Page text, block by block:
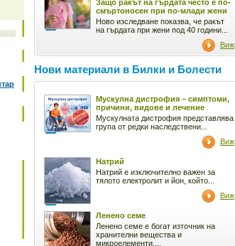
Защо ракът на гърдата често е по-
смъртоносен при по-млади жени
Ново изследване показва, че ракът
на гърдата при жени под 40 години...
Виж
Нови материали в Билки и Болести
Мускулна дистрофия – симптоми,
причини, видове и лечение
Мускулната дистрофия представлява
група от редки наследствени...
Виж
Натрий
Натрий е изключително важен за
тялото електролит и йон, който...
Виж
Ленено семе
Ленено семе е богат източник на
хранителни вещества и
микроелементи,...